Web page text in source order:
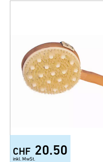
CHF 20.50
inkl. MwSt.